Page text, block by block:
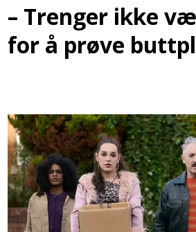
– Trenger ikke
for å prøve